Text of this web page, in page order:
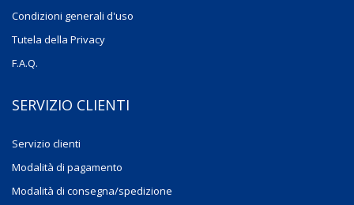
Condizioni generali d'uso
Tutela della Privacy
F.A.Q.
SERVIZIO CLIENTI
Servizio clienti
Modalità di pagamento
Modalità di consegna/spedizione